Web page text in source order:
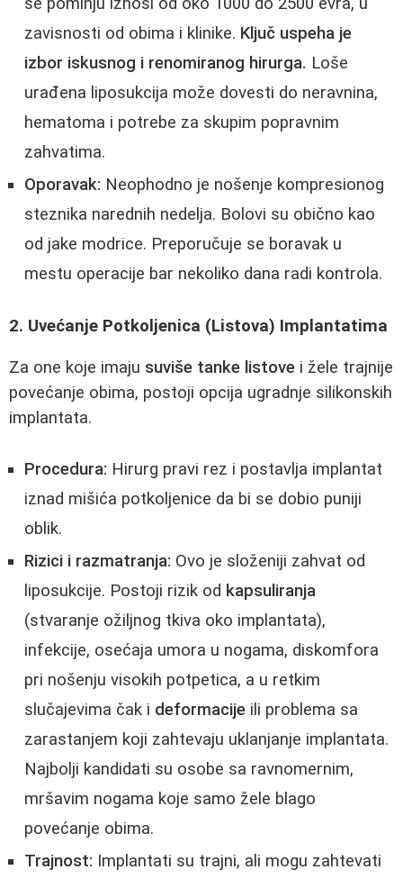
zavisnosti od obima i klinike. Ključ uspeha je
izbor iskusnog i renomiranog hirurga. Loše
urađena liposukcija može dovesti do neravnina,
hematoma i potrebe za skupim popravnim
zahvatima.
Oporavak: Neophodno je nošenje kompresionog
steznika narednih nedelja. Bolovi su obično kao
od jake modrice. Preporučuje se boravak u
mestu operacije bar nekoliko dana radi kontrola.
2. Uvećanje Potkoljenica (Listova) Implantatima
Za one koje imaju suviše tanke listove i žele trajnije
povećanje obima, postoji opcija ugradnje silikonskih
implantata.
Procedura: Hirurg pravi rez i postavlja implantat
iznad mišića potkoljenice da bi se dobio puniji
oblik.
Rizici i razmatranja: Ovo je složeniji zahvat od
liposukcije. Postoji rizik od kapsuliranja
(stvaranje ožiljnog tkiva oko implantata),
infekcije, osećaja umora u nogama, diskomfora
pri nošenju visokih potpetica, a u retkim
slučajevima čak i deformacije ili problema sa
zarastanjem koji zahtevaju uklanjanje implantata.
Najbolji kandidati su osobe sa ravnomernim,
mršavim nogama koje samo žele blago
povećanje obima.
Trajnost: Implantati su trajni, ali mogu zahtevati